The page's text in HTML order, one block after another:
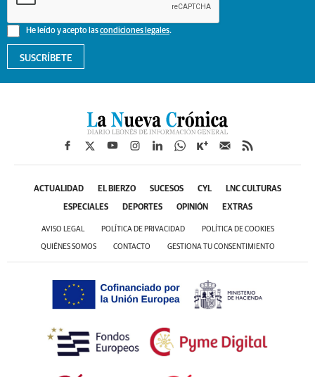
He leído y acepto lascondiciones legales.
SUSCRÍBETE
ACTUALIDAD EL BIERZO SUCESOS CYL LNC CULTURAS
ESPECIALES DEPORTES OPINIÓN EXTRAS
AVISO LEGAL POLÍTICA DE PRIVACIDAD POLÍTICA DE COOKIES
QUIÉNES SOMOS CONTACTO GESTIONA TU CONSENTIMIENTO